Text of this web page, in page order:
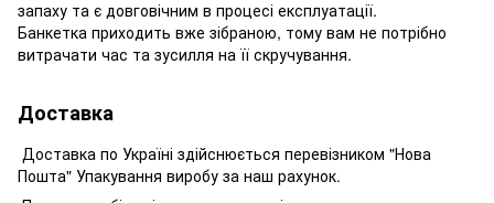
запаху та є довговічним в процесі експлуатації.
Банкетка приходить вже зібраною, тому вам не потрібно
витрачати час та зусилля на її скручування.
Доставка
Доставка по Україні здійснюється перевізником "Нова
Пошта" Упакування виробу за наш рахунок.